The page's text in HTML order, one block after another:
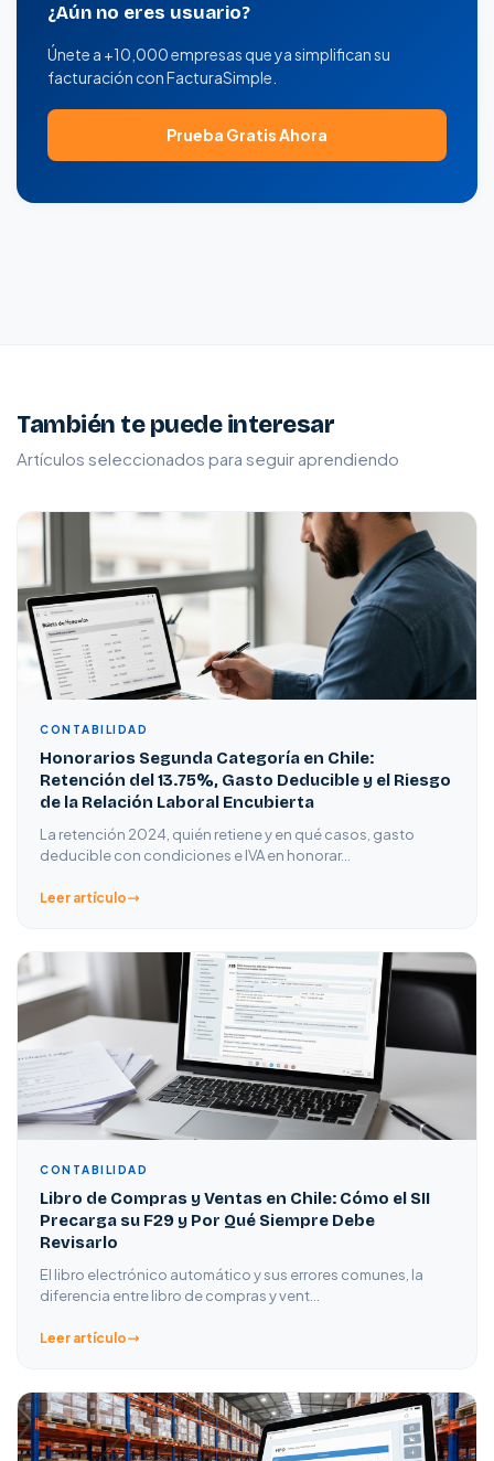
¿Aún no eres usuario?
Únete a +10,000 empresas que ya simplifican su
facturación con FacturaSimple.
Prueba Gratis Ahora
También te puede interesar
Artículos seleccionados para seguir aprendiendo
CONTABILIDAD
Honorarios Segunda Categoría en Chile:
Retención del 13.75%, Gasto Deducible y el Riesgo
de la Relación Laboral Encubierta
La retención 2024, quién retiene y en qué casos, gasto
deducible con condiciones e IVA en honorar…
Leer artículo
CONTABILIDAD
Libro de Compras y Ventas en Chile: Cómo el SII
Precarga su F29 y Por Qué Siempre Debe
Revisarlo
El libro electrónico automático y sus errores comunes, la
diferencia entre libro de compras y vent…
Leer artículo